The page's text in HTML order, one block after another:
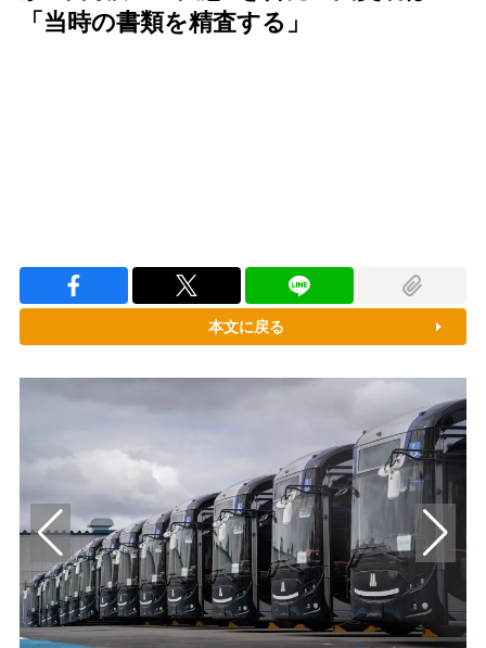
「当時の書類を精査する」
本文に戻る